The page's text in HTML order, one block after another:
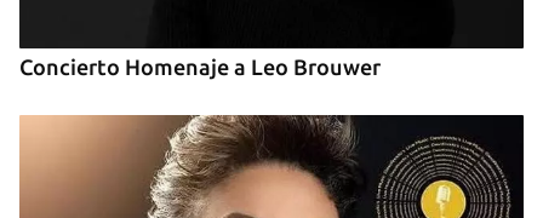
Concierto Homenaje a Leo Brouwer